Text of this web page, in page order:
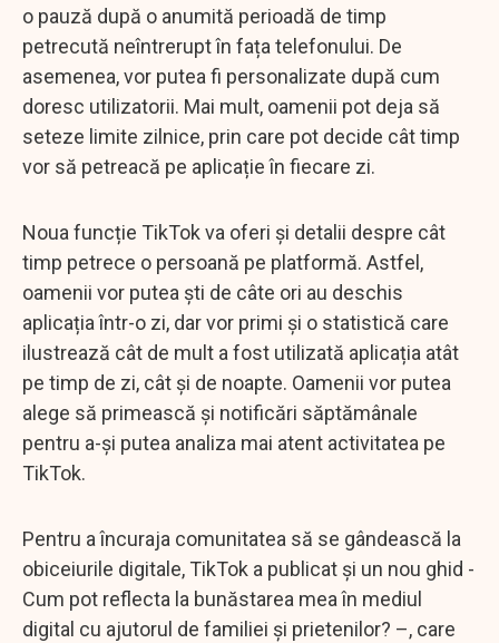
o pauză după o anumită perioadă de timp
petrecută neîntrerupt în fața telefonului. De
asemenea, vor putea fi personalizate după cum
doresc utilizatorii. Mai mult, oamenii pot deja să
seteze limite zilnice, prin care pot decide cât timp
vor să petreacă pe aplicație în fiecare zi.
Noua funcție TikTok va oferi și detalii despre cât
timp petrece o persoană pe platformă. Astfel,
oamenii vor putea ști de câte ori au deschis
aplicația într-o zi, dar vor primi și o statistică care
ilustrează cât de mult a fost utilizată aplicația atât
pe timp de zi, cât și de noapte. Oamenii vor putea
alege să primească și notificări săptămânale
pentru a-și putea analiza mai atent activitatea pe
TikTok.
Pentru a încuraja comunitatea să se gândească la
obiceiurile digitale, TikTok a publicat și un nou ghid -
Cum pot reflecta la bunăstarea mea în mediul
digital cu ajutorul de familiei și prietenilor? –, care